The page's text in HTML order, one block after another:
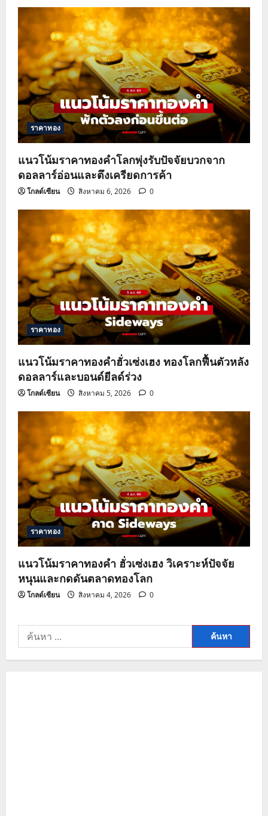
v
i
g
a
t
i
o
n
ราคาทอง
แนวโน้มราคาทองคำโลกพุ่งรับปัจจัยบวกจาก
ดอลลาร์อ่อนและตึงเครียดการค้า
โกลด์เซียน สิงหาคม 6, 2026 0
ราคาทอง
แนวโน้มราคาทองคำฮั่วเซ่งเฮง ทองโลกฟื้นตัวหลัง
ดอลลาร์และบอนด์ยีลด์ร่วง
โกลด์เซียน สิงหาคม 5, 2026 0
ราคาทอง
แนวโน้มราคาทองคำ ฮั่วเซ่งเฮง วิเคราะห์ปัจจัย
หนุนและกดดันตลาดทองโลก
โกลด์เซียน สิงหาคม 4, 2026 0
ค้นหา
สำหรับ: